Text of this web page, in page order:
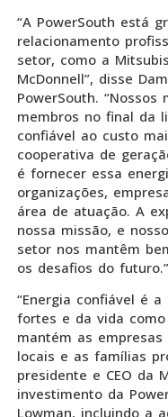
“A PowerSouth está
relacionamento
setor, como a
McDonnell”, disse
PowerSouth.
membros no final da
confiável ao custo
cooperativa de
é fornecer essa
organizações,
área de atuação. A
nossa missão, e
setor nos mantêm
os desafios do futuro.”
“Energia confiável é
fortes e da vida
mantém as
locais e as famílias
presidente e CEO da
investimento da
Lowman, incluindo a